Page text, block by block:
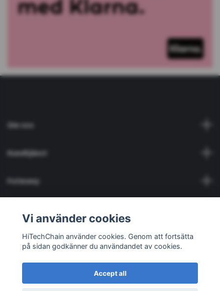
Om oss
Kundtjänst
Fotmeny
Vi använder cookies
HiTechChain använder cookies. Genom att fortsätta
på sidan godkänner du användandet av cookies.
Accept all